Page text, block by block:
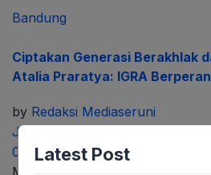
Bandung
Ciptakan Generasi Berakhlak
Atalia Praratya: IGRA Berperan
by Redaksi Mediaseruni
Juni 27, 2023
0
Mediaseruni.co.id, KABUPATEN
Latest Post